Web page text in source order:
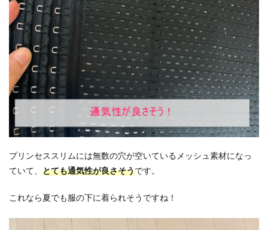
プリンセススリムには無数の穴が空いているメッシュ素材になっ
ていて、 とても通気性が良さそうです。
これなら夏でも服の下に着られそうですね！